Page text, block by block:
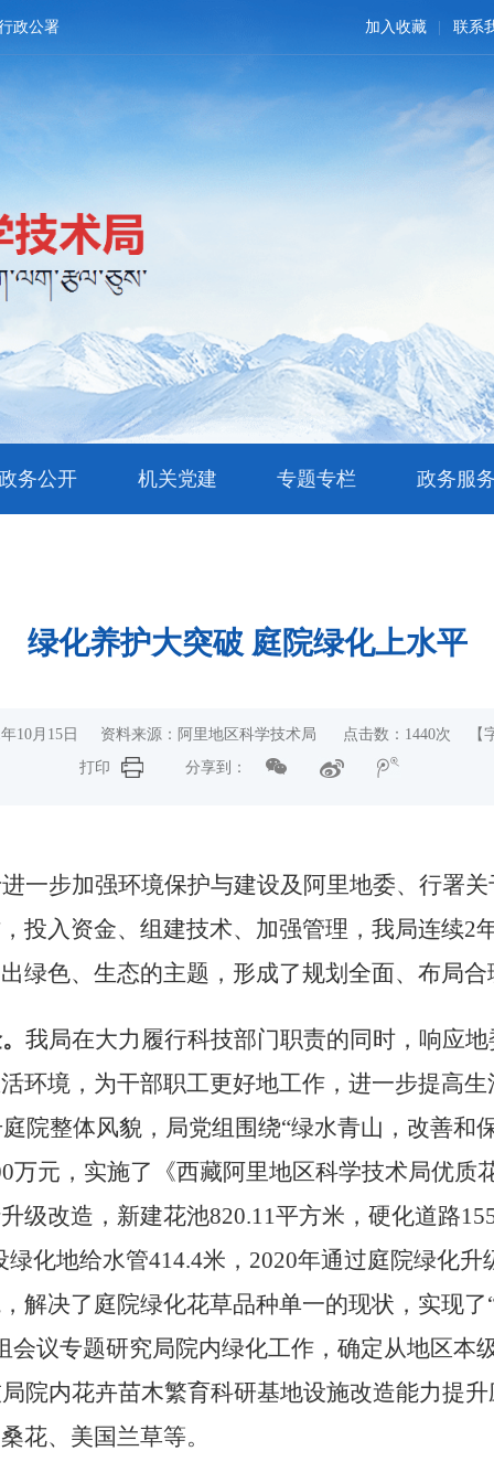
政公署 加入收藏 联系
务公开 机关党建 专题专栏 政务服
绿化养护大突破 庭院绿化上水平
年10月15日 资料来源：阿里地区科学技术局 点击数： 1440次
【
打印
分享到：
一步加强环境保护与建设及阿里地委、行署
投入资金、组建技术、加强管理，我局连续2
绿色、生态的主题，形成了规划全面、布局
我局在大力履行科技部门职责的同时，响应
环境，为干部职工更好地工作，进一步提高
院整体风貌，局党组围绕“绿水青山，改善和
万元，实施了《西藏阿里地区科学技术局优质
级改造，新建花池820.11平方米，硬化道路
化地给水管414.4米，2020年通过庭院绿化
解决了庭院绿化花草品种单一的现状，实现
会议专题研究局院内绿化工作，确定 从地区本
院内花卉苗木繁育科研基地设施改造能力提
花、美国兰草等。